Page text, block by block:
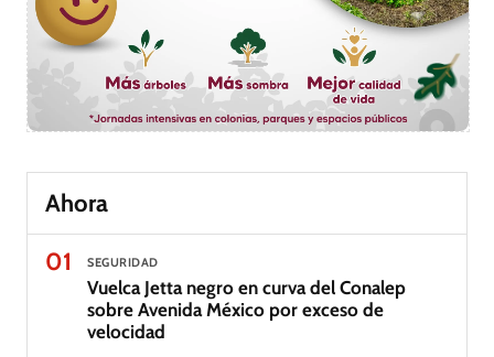
Ahora
01
SEGURIDAD
Vuelca Jetta negro en curva del Conalep
sobre Avenida México por exceso de
velocidad